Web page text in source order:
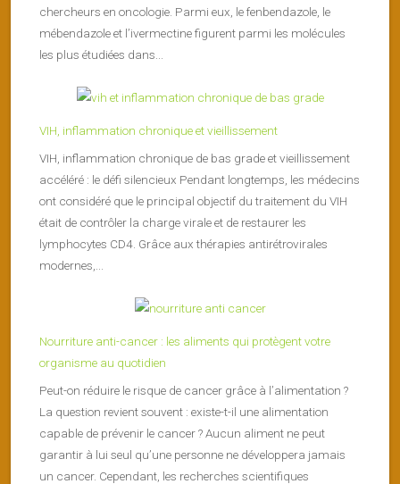
chercheurs en oncologie. Parmi eux, le fenbendazole, le
mébendazole et l’ivermectine figurent parmi les molécules
les plus étudiées dans...
VIH, inflammation chronique et vieillissement
VIH, inflammation chronique de bas grade et vieillissement
accéléré : le défi silencieux Pendant longtemps, les médecins
ont considéré que le principal objectif du traitement du VIH
était de contrôler la charge virale et de restaurer les
lymphocytes CD4. Grâce aux thérapies antirétrovirales
modernes,...
Nourriture anti-cancer : les aliments qui protègent votre
organisme au quotidien
Peut-on réduire le risque de cancer grâce à l’alimentation ?
La question revient souvent : existe-t-il une alimentation
capable de prévenir le cancer ? Aucun aliment ne peut
garantir à lui seul qu’une personne ne développera jamais
un cancer. Cependant, les recherches scientifiques